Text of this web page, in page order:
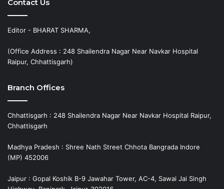
Contact Us
Editor - BHARAT SHARMA,
(Office Address : 248 Shailendra Nagar Near Navkar Hospital
Raipur, Chhattisgarh)
Branch Offices
Chhattisgarh : 248 Shailendra Nagar Near Navkar Hospital Raipur,
Chhattisgarh
Madhya Pradesh : Shree Nath Street Chhota Bangrada Indore
(MP) 452006
Jaipur : Gopal Koshik B-9 Jawahar Tower, AC-4, Sawai Jai Singh